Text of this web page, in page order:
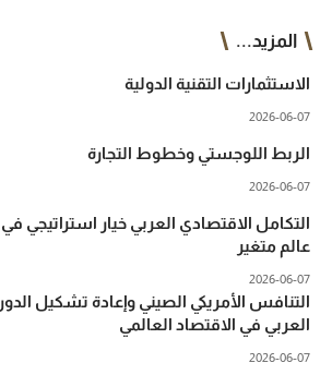
المزيد...
الاستثمارات التقنية الدولية
2026-06-07
الربط اللوجستي وخطوط التجارة
2026-06-07
التكامل الاقتصادي العربي خيار استراتيجي في
عالم متغير
2026-06-07
التنافس الأمريكي الصيني وإعادة تشكيل الدور
العربي في الاقتصاد العالمي
2026-06-07